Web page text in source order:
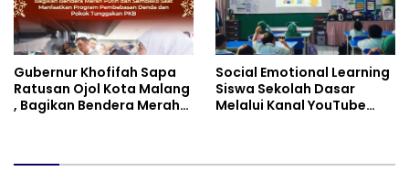
Gubernur Khofifah Sapa
Ratusan Ojol Kota Malang
, Bagikan Bendera Merah
Pokok Tunggakan PKB
Social Emotional Learning
Siswa Sekolah Dasar
Melalui Kanal YouTube